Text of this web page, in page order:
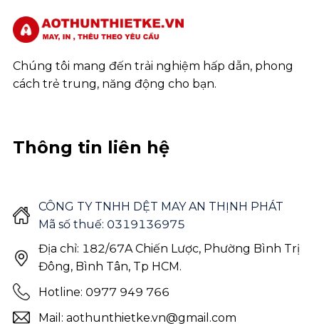
Chúng tôi mang đến trải nghiệm hấp dẫn, phong
cách trẻ trung, năng động cho bạn.
Thông tin liên hệ
Hotline: 0977 949 766
Mail: aothunthietke.vn@gmail.com
Địa chỉ: 182/67A Chiến Lược, Phường Bình Trị
Đông, Bình Tân, Tp HCM.
CÔNG TY TNHH DỆT MAY AN THỊNH PHÁT
Mã số thuế: 0319136975